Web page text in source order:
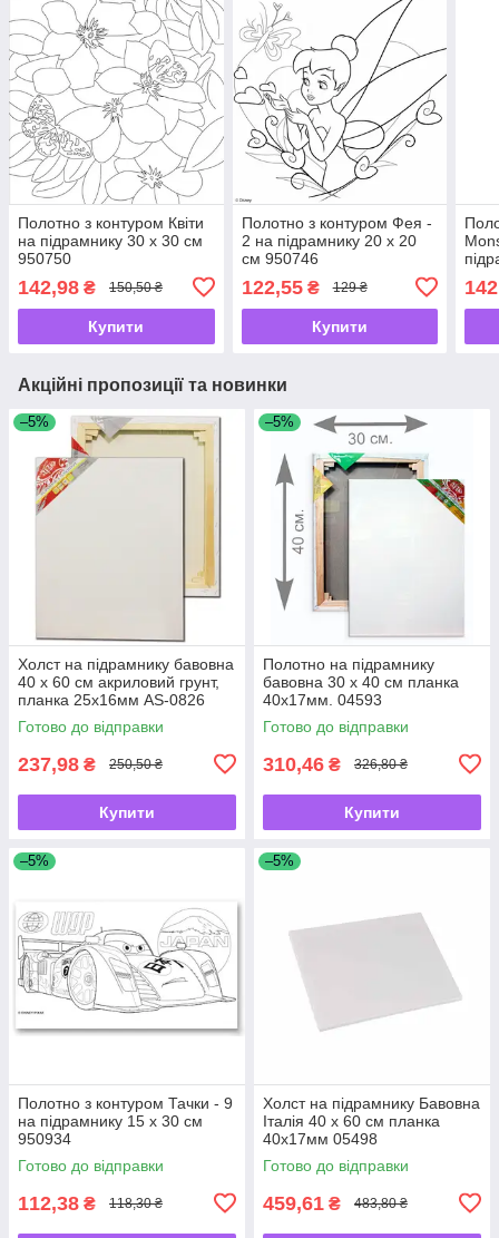
Полотно з контуром Квіти
на підрамнику 30 х 30 см
950750
142,98 ₴ 150,50 ₴
Купити
Полотно з контуром Фея -
2 на підрамнику 20 х 20
см 950746
122,55₴ 129 ₴
Купити
Акційні пропозиції та новинки
–5%
Холст на підрамнику бавовна
40 х 60 см акриловий грунт,
планка 25х16мм AS-0826
Готово до відправки
237,98 ₴ 250,50 ₴
Купити
–5%
Полотно на підрамнику
бавовна 30 х 40 см планка
40х17мм. 04593
Готово до відправки
310,46 ₴ 326,80 ₴
Купити
–5%
Полотно з контуром Тачки - 9
на підрамнику 15 х 30 см
950934
Готово до відправки
112,38 ₴ 118,30 ₴
–5%
Холст на підрамнику Бавовна
Італія 40 х 60 см планка
40х17мм 05498
Готово до відправки
459,61 ₴ 483,80 ₴